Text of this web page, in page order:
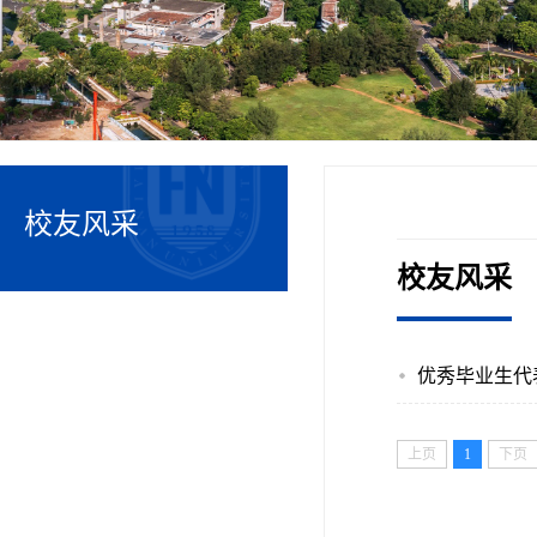
校友风采
校友风采
优秀毕业生代
上页 1 下页